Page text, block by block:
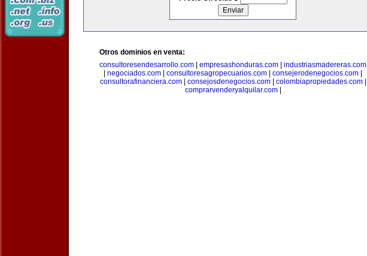
Otros dominios en venta:
consultoresendesarrollo.com
empresashonduras.com
industriasmadereras.com
negociados.com consultoresagropecuarios.com consejerodenegocios.com
consultorafinanciera.com| consejosdenegocios.com| colombiapropiedades.com|
comprarvenderyalquilar.com|